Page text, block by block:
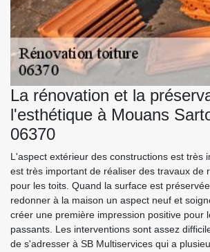
La rénovation et la
l'esthétique à Mouans
06370
L'aspect extérieur des constructions est très
est très important de réaliser des travaux de
pour les toits. Quand la surface est
redonner à la maison un aspect neuf et
créer une première impression positive pour
passants. Les interventions sont assez
de s'adresser à SB Multiservices qui a